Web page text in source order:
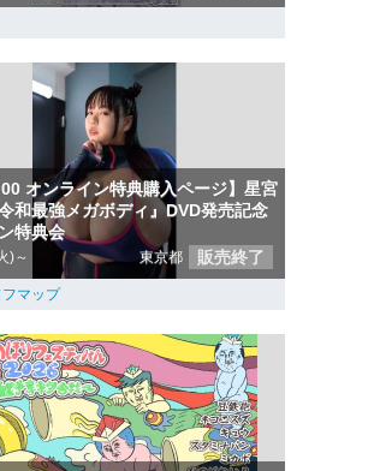
オンライン特典購入ページ】星宮
和最強メガボディ』DVD発売記念
特典会
)～ 東京都 販売終了
マップ